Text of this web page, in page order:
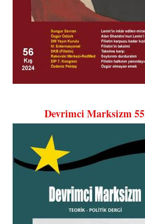
Devrimci Marksizm 55